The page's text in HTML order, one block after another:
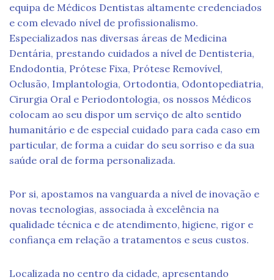
equipa de Médicos Dentistas altamente credenciados
e com elevado nível de profissionalismo.
Especializados nas diversas áreas de Medicina
Dentária, prestando cuidados a nível de Dentisteria,
Endodontia, Prótese Fixa, Prótese Removível,
Oclusão, Implantologia, Ortodontia, Odontopediatria,
Cirurgia Oral e Periodontologia, os nossos Médicos
colocam ao seu dispor um serviço de alto sentido
humanitário e de especial cuidado para cada caso em
particular, de forma a cuidar do seu sorriso e da sua
saúde oral de forma personalizada.
Por si, apostamos na vanguarda a nível de inovação e
novas tecnologias, associada à excelência na
qualidade técnica e de atendimento, higiene, rigor e
confiança em relação a tratamentos e seus custos.
Localizada no centro da cidade, apresentando